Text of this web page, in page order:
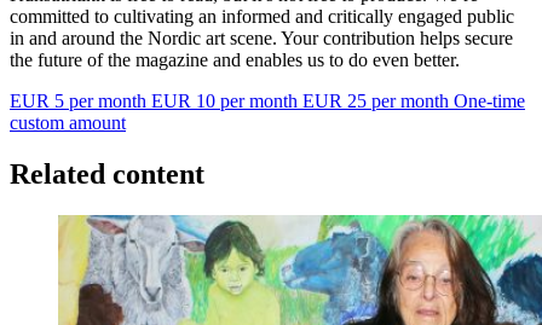
committed to cultivating an informed and critically engaged public
in and around the Nordic art scene. Your contribution helps secure
the future of the magazine and enables us to do even better.
EUR 5 per month EUR 10 per month EUR 25 per month One-time
custom amount
Related content